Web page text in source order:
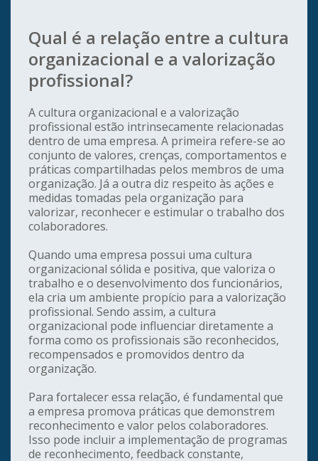
Qual é a relação entre a cultura
organizacional e a valorização
profissional?
A cultura organizacional e a valorização
profissional estão intrinsecamente relacionadas
dentro de uma empresa. A primeira refere-se ao
conjunto de valores, crenças, comportamentos e
práticas compartilhadas pelos membros de uma
organização. Já a outra diz respeito às ações e
medidas tomadas pela organização para
valorizar, reconhecer e estimular o trabalho dos
colaboradores.
Quando uma empresa possui uma cultura
organizacional sólida e positiva, que valoriza o
trabalho e o desenvolvimento dos funcionários,
ela cria um ambiente propício para a valorização
profissional. Sendo assim, a cultura
organizacional pode influenciar diretamente a
forma como os profissionais são reconhecidos,
recompensados e promovidos dentro da
organização.
Para fortalecer essa relação, é fundamental que
a empresa promova práticas que demonstrem
reconhecimento e valor pelos colaboradores.
Isso pode incluir a implementação de programas
de reconhecimento, feedback constante,